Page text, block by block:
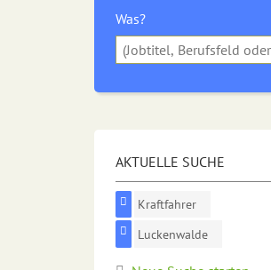
Was?
AKTUELLE SUCHE
Kraftfahrer
Luckenwalde